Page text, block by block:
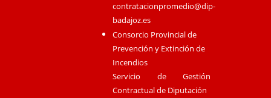
contratacionpromedio@dip-
badajoz.es
Consorcio Provincial de
Prevención y Extinción de
Incendios
Servicio de Gestión
Contractual de Diputación